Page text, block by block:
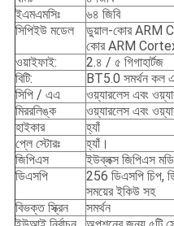
ইএমএমসিঃ
৬৪ জিবি
সিপিইউ মডেল
ডুয়াল-কোর ARM
কোর ARM
ওয়াইফাই:
2.৪ / ৫ গিগাহার্টজ
বিটি:
BT5.0 সমর্থন কল
সিপি / এএ
ওয়্যারলেস এবং
মিররলিঙ্ক
ওয়্যারলেস এবং
হাইকার
হ্যাঁ
প্লে স্টোরঃ
হ্যাঁ।
জিপিএস
ইউব্লক্স জিপিএস
ডিএসপি
256 ডিএসপি চিপ,
সময়ের ইকিউ সহ
বিভক্ত স্ক্রিন
সমর্থন